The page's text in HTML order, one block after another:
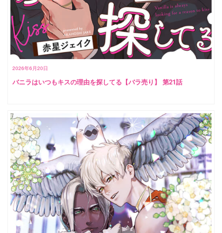
2026年6月20日
バニラはいつもキスの理由を探してる【バラ売り】 第21話